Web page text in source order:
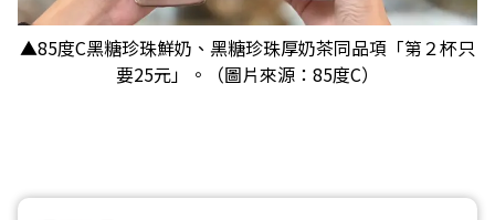
▲85度C黑糖珍珠鮮奶、黑糖珍珠厚奶茶同品項「第２杯只
要25元」。（圖片來源：85度C）